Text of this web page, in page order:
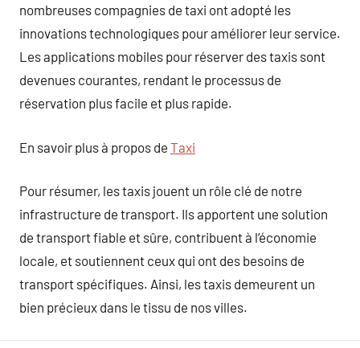
nombreuses compagnies de taxi ont adopté les
innovations technologiques pour améliorer leur service.
Les applications mobiles pour réserver des taxis sont
devenues courantes, rendant le processus de
réservation plus facile et plus rapide.
En savoir plus à propos de Taxi
Pour résumer, les taxis jouent un rôle clé de notre
infrastructure de transport. Ils apportent une solution
de transport fiable et sûre, contribuent à l’économie
locale, et soutiennent ceux qui ont des besoins de
transport spécifiques. Ainsi, les taxis demeurent un
bien précieux dans le tissu de nos villes.